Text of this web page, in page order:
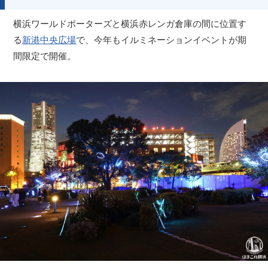
横浜ワールドポーターズと横浜赤レンガ倉庫の間に位置す
る新港中央広場で、今年もイルミネーションイベントが期
間限定で開催。